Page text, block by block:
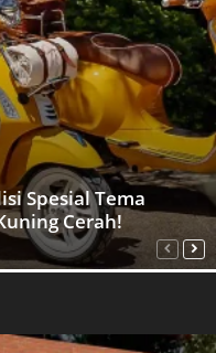
Spesial Tema
Cerah!